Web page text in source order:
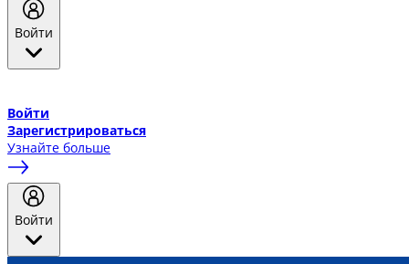
Войти
Войти
Зарегистрироваться
Узнайте больше
Войти